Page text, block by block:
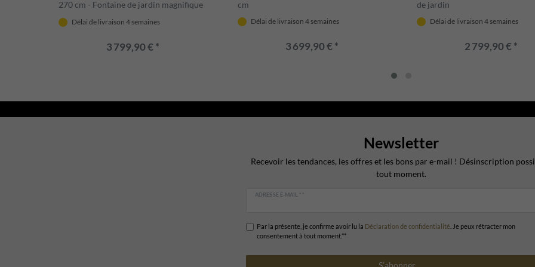
270 cm - Fontaine de jardin magnifique
Délai de livraison 4 semaines
3 799,90 € *
cm
Délai de livraison 4 semaines
3 699,90 € *
de jardin
Délai de livraison 4 semaines
2 799,90 € *
Newsletter
Recevoir les tendances, les offres et les bons par e-mail ! Désinscription
tout moment.
ADRESSE E-MAIL **
Par la présente, je confirme avoir lu la Déclaration de confidentialité . Je peux rétracter mon
consentement à tout moment.**